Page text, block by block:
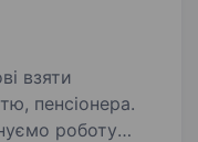
взяти
пенсіонера.
роботу